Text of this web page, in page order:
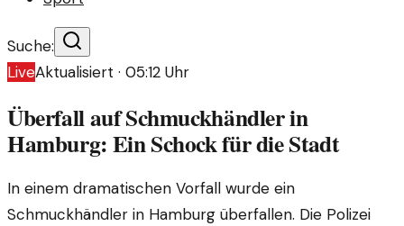
Suche:
LiveAktualisiert · 05:12 Uhr
Überfall auf Schmuckhändler in
Hamburg: Ein Schock für die Stadt
In einem dramatischen Vorfall wurde ein
Schmuckhändler in Hamburg überfallen. Die Polizei